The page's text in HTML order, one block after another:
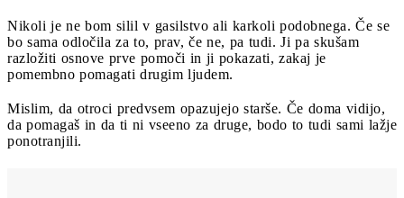
Nikoli je ne bom silil v gasilstvo ali karkoli podobnega. Če se
bo sama odločila za to, prav, če ne, pa tudi. Ji pa skušam
razložiti osnove prve pomoči in ji pokazati, zakaj je
pomembno pomagati drugim ljudem.
Mislim, da otroci predvsem opazujejo starše. Če doma vidijo,
da pomagaš in da ti ni vseeno za druge, bodo to tudi sami lažje
ponotranjili.